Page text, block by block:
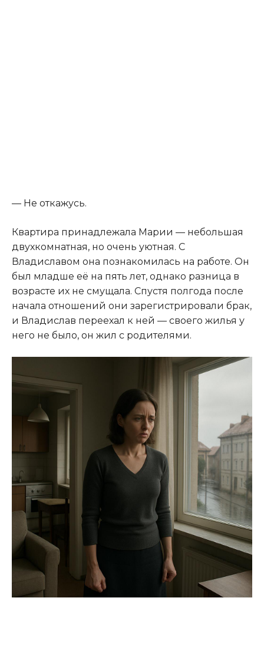
— Не откажусь.
Квартира принадлежала Марии — небольшая
двухкомнатная, но очень уютная. С
Владиславом она познакомилась на работе. Он
был младше её на пять лет, однако разница в
возрасте их не смущала. Спустя полгода после
начала отношений они зарегистрировали брак,
и Владислав переехал к ней — своего жилья у
него не было, он жил с родителями.